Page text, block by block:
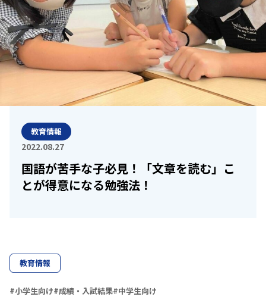
教育情報
2022.08.27
国語が苦手な子必見！「文章を読む」こ
とが得意になる勉強法！
教育情報
#小学生向け#成績・入試結果#中学生向け